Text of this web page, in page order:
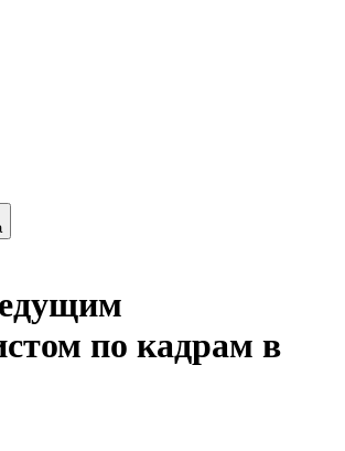
по кадрам в